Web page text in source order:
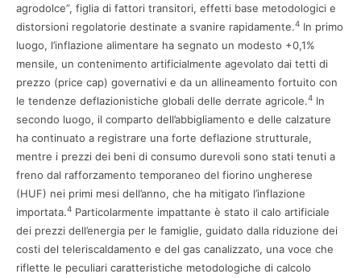
agrodolce”, figlia di fattori transitori, effetti base metodologici e
distorsioni regolatorie destinate a svanire rapidamente.4 In primo
luogo, l’inflazione alimentare ha segnato un modesto +0,1%
mensile, un contenimento artificialmente agevolato dai tetti di
prezzo (price cap) governativi e da un allineamento fortuito con
le tendenze deflazionistiche globali delle derrate agricole.4 In
secondo luogo, il comparto dell’abbigliamento e delle calzature
ha continuato a registrare una forte deflazione strutturale,
mentre i prezzi dei beni di consumo durevoli sono stati tenuti a
freno dal rafforzamento temporaneo del fiorino ungherese
(HUF) nei primi mesi dell’anno, che ha mitigato l’inflazione
importata.4 Particolarmente impattante è stato il calo artificiale
dei prezzi dell’energia per le famiglie, guidato dalla riduzione dei
costi del teleriscaldamento e del gas canalizzato, una voce che
riflette le peculiari caratteristiche metodologiche di calcolo